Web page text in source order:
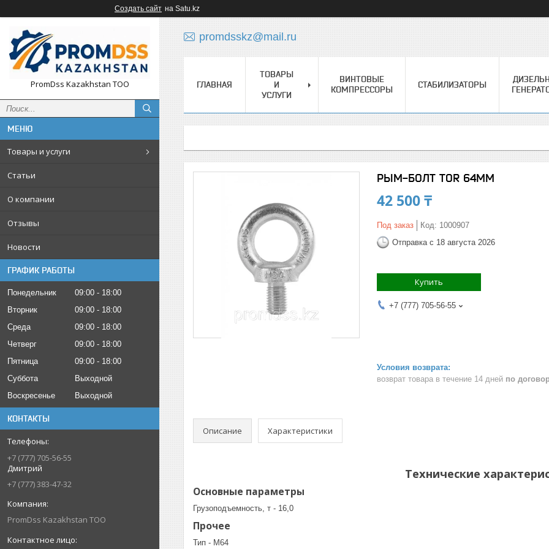
Создать сайт на Satu.kz
PromDss Kazakhstan TOO
Товары и услуги
Статьи
О компании
Отзывы
Новости
ГРАФИК РАБОТЫ
Понедельник 09:00
18:00
Вторник
09:00
18:00
Среда
09:00
18:00
Четверг
09:00
18:00
Пятница
09:00
18:00
Суббота
Выходной
Воскресенье
Выходной
КОНТАКТЫ
+7 (777) 705-56-55
Дмитрий
+7 (777) 383-47-32
PromDss Kazakhstan TOO
promdsskz@mail.ru
ГЛАВНАЯ
ТОВАРЫ
И
УСЛУГИ
ВИНТОВЫЕ
КОМПРЕССОРЫ
СТАБИЛИЗАТОРЫ
РЫМ-БОЛТ TOR 64ММ
42 500 ₸
Под заказ Код: 1000907
Отправка с 18 августа 2026
Купить
+7 (777) 705-56-55
возврат товара в течение 14 дней по
Описание Характеристики
Технические
Основные параметры
Грузоподъемность, т - 16,0
Прочее
Тип - М64